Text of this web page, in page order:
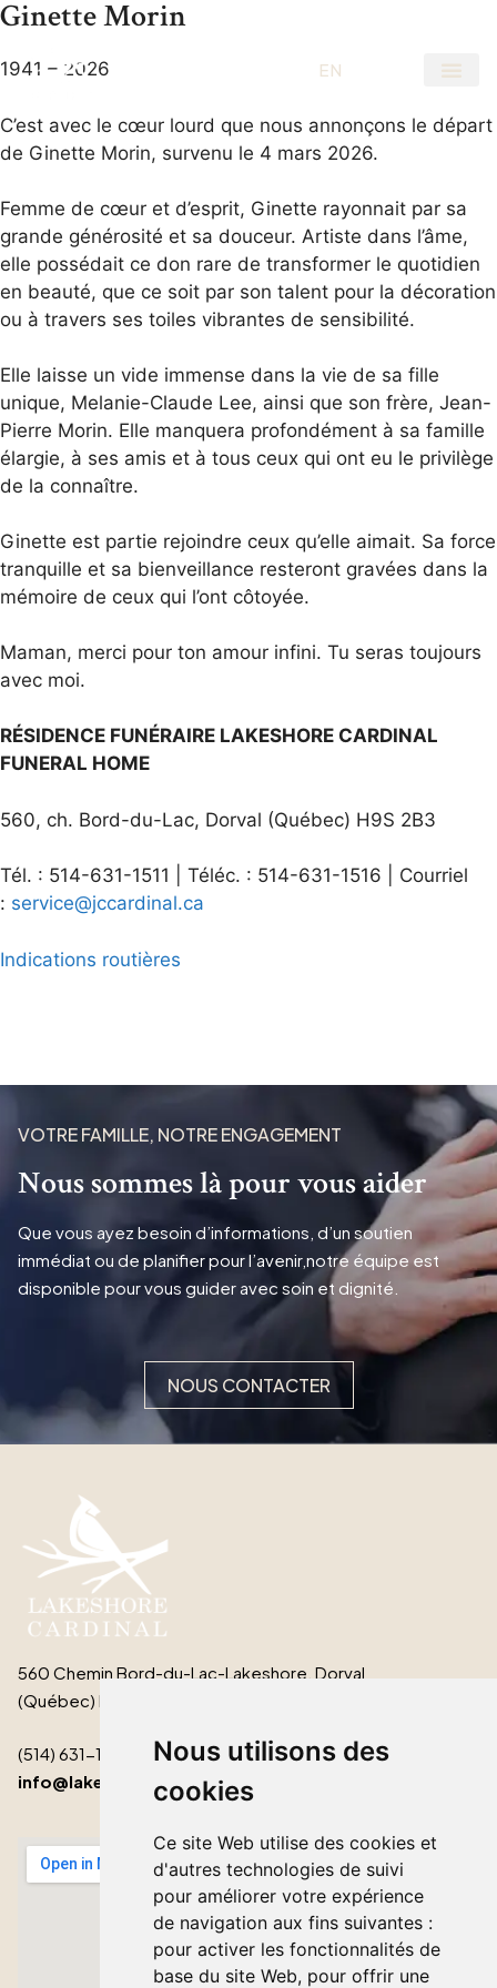
Nous utilisons des
cookies
Ce site Web utilise des cookies et
d'autres technologies de suivi
pour améliorer votre expérience
de navigation aux fins suivantes :
pour activer les fonctionnalités de
base du site Web, pour offrir une
EN
Ginette Morin
1941 – 2026
C’est avec le cœur lourd que nous annonçons le départ
de Ginette Morin, survenu le 4 mars 2026.
Femme de cœur et d’esprit, Ginette rayonnait par sa
grande générosité et sa douceur. Artiste dans l’âme,
elle possédait ce don rare de transformer le quotidien
en beauté, que ce soit par son talent pour la décoration
ou à travers ses toiles vibrantes de sensibilité.
Elle laisse un vide immense dans la vie de sa fille
unique, Melanie-Claude Lee, ainsi que son frère, Jean-
Pierre Morin. Elle manquera profondément à sa famille
élargie, à ses amis et à tous ceux qui ont eu le privilège
de la connaître.
Ginette est partie rejoindre ceux qu’elle aimait. Sa force
tranquille et sa bienveillance resteront gravées dans la
mémoire de ceux qui l’ont côtoyée.
Maman, merci pour ton amour infini. Tu seras toujours
avec moi.
RÉSIDENCE FUNÉRAIRE LAKESHORE CARDINAL
FUNERAL HOME
560, ch. Bord-du-Lac, Dorval (Québec) H9S 2B3
Tél. : 514-631-1511 | Téléc. : 514-631-1516 | Courriel
: service@jccardinal.ca
Indications routières
VOTRE FAMILLE, NOTRE ENGAGEMENT
Nous sommes là pour vous aider
Que vous ayez besoin d’informations, d’un soutien
immédiat ou de planifier pour l’avenir,notre équipe est
disponible pour vous guider avec soin et dignité.
NOUS CONTACTER
560 Chemin Bord-du-Lac-Lakeshore, Dorval
(Québec) H9S 2B3
(514) 631-1511
info@lakeshorecardinal.ca